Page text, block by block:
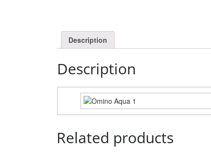
Description
Description
Related products